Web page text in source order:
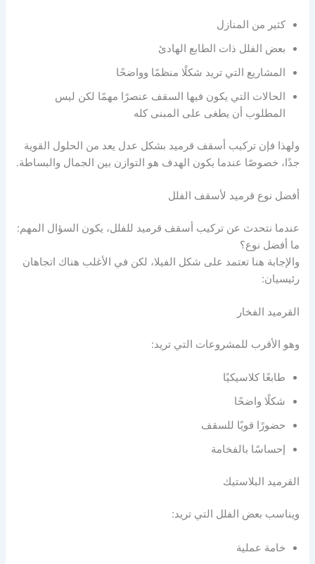
كثير من المنازل
بعض الفلل ذات الطابع الهادئ
المشاريع التي تريد شكلًا منظمًا وواضحًا
الحالات التي يكون فيها السقف عنصرًا مهمًا لكن ليس
المطلوب أن يطغى على المبنى كله
ولهذا فإن تركيب أسقف قرميد بشكل عدل يعد من الحلول القوية
جدًا، خصوصًا عندما يكون الهدف هو التوازن بين الجمال والبساطة.
أفضل نوع قرميد لأسقف الفلل
عندما نتحدث عن تركيب أسقف قرميد للفلل، يكون السؤال المهم:
ما أفضل نوع؟
والإجابة هنا تعتمد على شكل الفيلا، لكن في الأغلب هناك اتجاهان
رئيسيان:
القرميد الفخار
وهو الأقرب للمشروعات التي تريد:
طابعًا كلاسيكيًا
شكلًا واضحًا
حضورًا قويًا للسقف
إحساسًا بالفخامة
القرميد البلاستيك
ويناسب بعض الفلل التي تريد:
خامة عملية